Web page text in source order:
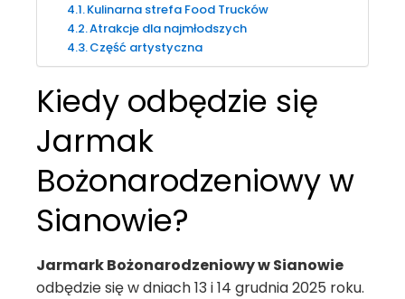
Kulinarna strefa Food Trucków
Atrakcje dla najmłodszych
Część artystyczna
Kiedy odbędzie się
Jarmak
Bożonarodzeniowy w
Sianowie?
Jarmark Bożonarodzeniowy w Sianowie
odbędzie się w dniach 13 i 14 grudnia 2025 roku.